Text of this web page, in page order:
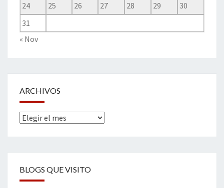
24
25 26 27 28 29
30
31
« Nov
ARCHIVOS
Archivos
BLOGS QUE VISITO